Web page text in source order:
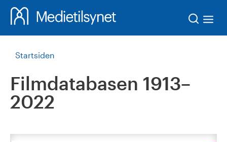
Startsiden
Filmdatabasen 1913–
2022